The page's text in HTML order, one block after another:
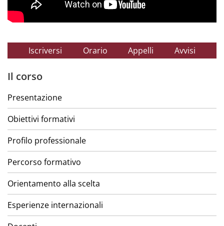
Iscriversi Orario Appelli Avvisi
Il corso
Presentazione
Obiettivi formativi
Profilo professionale
Percorso formativo
Orientamento alla scelta
Esperienze internazionali